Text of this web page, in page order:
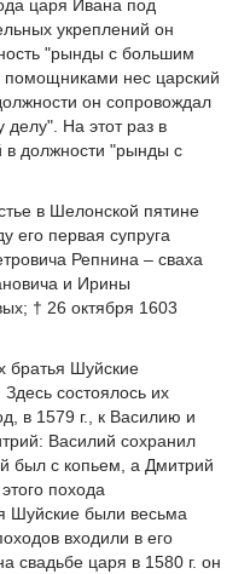
царя Ивана под
укреплений он
"рынды с большим
помощниками нес царский
он сопровождал
делу". На этот раз в
в должности "рынды с
в Шелонской пятине
его первая супруга
Репнина – сваха
и Ирины
† 26 октября 1603
братья Шуйские
состоялось их
в 1579 г., к Василию и
Василий сохранил
был с копьем, а Дмитрий
похода
Шуйские были весьма
входили в его
свадьбе царя в 1580 г. он